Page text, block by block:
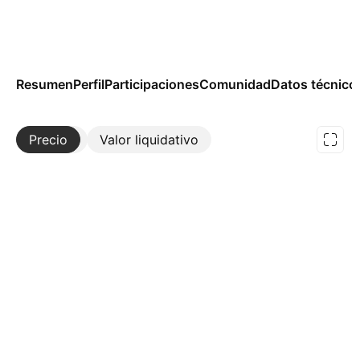
ResumenPerfilParticipacionesComunidadDatos
Precio Valor liquidativo
Más